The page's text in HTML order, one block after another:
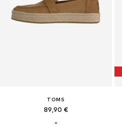
TOMS
89,90 €